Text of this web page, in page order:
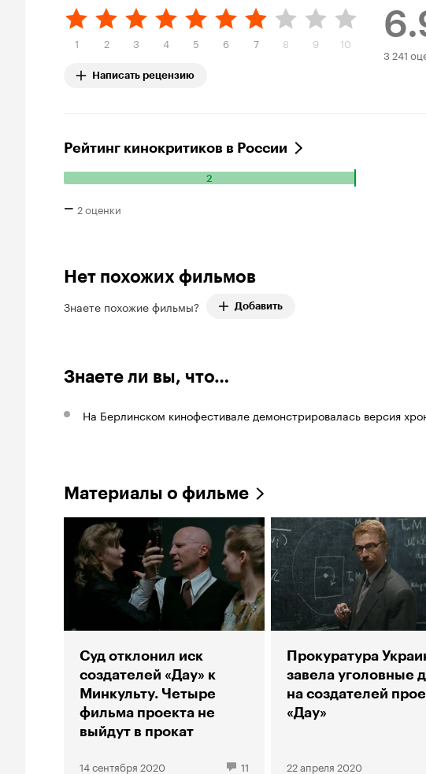
1 2 3 4 5 6 7 8 9 10
Написать рецензию
3 241
Рейтинг кинокритиков в России
2
Количество положительных оценок: 2.
– 2 оценки
Нет похожих фильмов
Знаете похожие фильмы? Добавить
Знаете ли вы, что…
На Берлинском кинофестивале демонстрировалась версия
Материалы о фильме
Суд отклонил иск
создателей «Дау» к
Минкульту. Четыре
фильма проекта не
выйдут в прокат
14 сентября 2020 11
Прокуратура
завела уголовные
на создателей
«Дау»
22 апреля 2020